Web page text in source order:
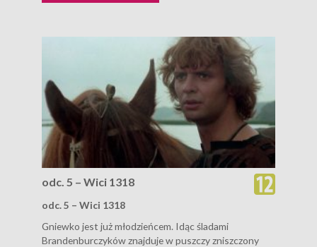
odc. 5 – Wici 1318
odc. 5 – Wici 1318
Gniewko jest już młodzieńcem. Idąc śladami
Brandenburczyków znajduje w puszczy zniszczony